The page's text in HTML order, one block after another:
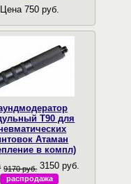
Цена 750 руб.
T90 для
Атаман
в компл)
9170 руб. 3150 руб.
распродажа